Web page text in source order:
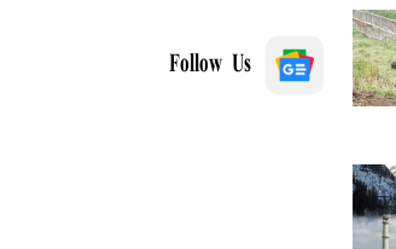
Follow Us